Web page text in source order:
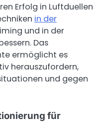
Erfolg in Luftduellen
in der
und in der
Das
ermöglicht es
herauszufordern,
und gegen
für